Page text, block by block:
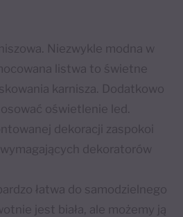
Niezwykle modna w
listwa to świetne
karnisza. Dodatkowo
oświetlenie led.
dekoracji zaspokoi
dekoratorów
łatwa do samodzielnego
jest biała, ale możemy ją